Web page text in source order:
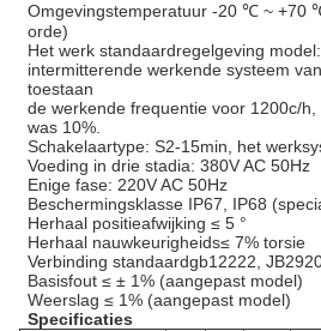
Omgevingstemperatuur -20 ℃ ~ +70
orde)
Het werk standaardregelgeving
intermitterende werkende systeem
toestaan
de werkende frequentie voor 1200c/
was 10%.
Schakelaartype: S2-15min, het
Voeding in drie stadia: 380V AC 50Hz
Enige fase: 220V AC 50Hz
Beschermingsklasse IP67, IP68
Herhaal positieafwijking ≤ 5 °
Herhaal nauwkeurigheids≤ 7% torsie
Verbinding standaardgb12222,
Basisfout ≤ ± 1% (aangepast model)
Weerslag ≤ 1% (aangepast model)
Specificaties